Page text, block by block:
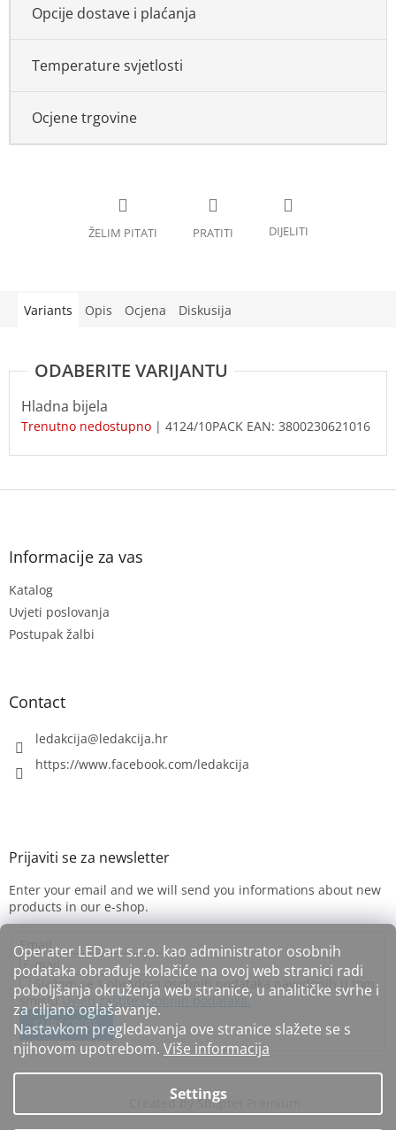
Operater LEDart s.r.o. kao administrator osobnih
podataka obrađuje kolačiće na ovoj web stranici radi
poboljšanja okruženja web stranice, u analitičke svrhe i
za ciljano oglašavanje.
Nastavkom pregledavanja ove stranice slažete se s
njihovom upotrebom. Više informacija
Settings
Opcije dostave i plaćanja
Temperature svjetlosti
Ocjene trgovine
Variants Opis Ocjena Diskusija
Hladna bijela
Trenutno nedostupno | 4124/10PACK EAN: 3800230621016
F
Informacije za vas
Katalog
Uvjeti poslovanja
Postupak žalbi
Contact
ledakcija@ledakcija.hr
https://www.facebook.com/ledakcija
Enter your email and we will send you informations about new
products in our e-shop.
Email
Slažem se s obradom osobnih podataka navedenih u tom
smisluUvjeti zaštite osobnih podataka.
SUBSCRIBE
Created by Shoptet Premium